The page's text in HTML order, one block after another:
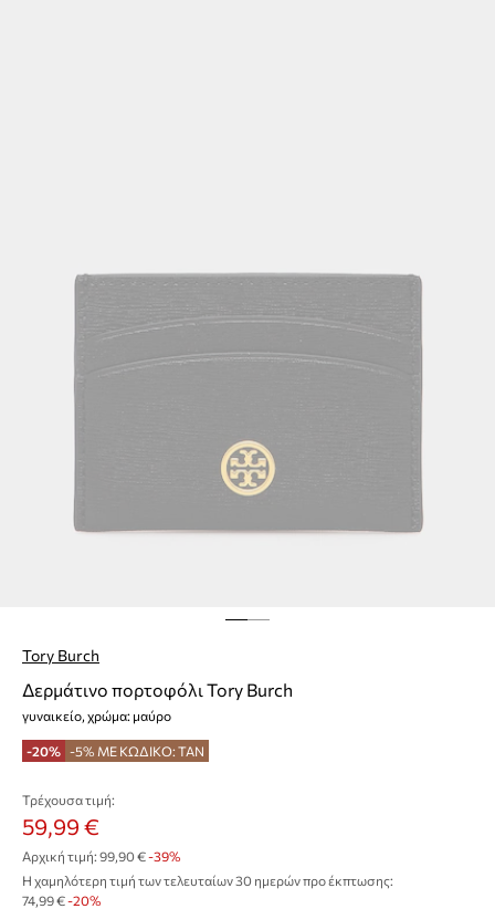
Tory Burch
Δερμάτινο πορτοφόλι Tory Burch
γυναικείo, χρώμα: μαύρο
-20% -5% ΜΕ ΚΩΔΙΚΟ: TAN
Τρέχουσα τιμή:
59,99 €
Αρχική τιμή: 99,90 €-39%
Η χαμηλότερη τιμή των τελευταίων 30 ημερών προ έκπτωσης:
74,99 € -20%